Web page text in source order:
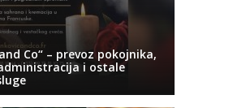
Co“ – prevoz pokojnika,
i ostale